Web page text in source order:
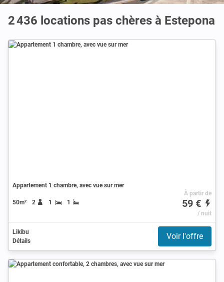
2 436 locations pas chères à Estepona
Appartement 1 chambre, avec vue sur mer
50m² 2 1 1
À partir de
59 €
/ nuit
Likibu
Détails
Voir l'offre